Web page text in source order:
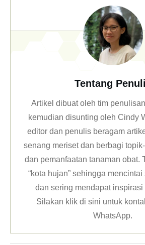
Tentang
Artikel dibuat oleh tim
kemudian disunting oleh Cindy
editor dan penulis beragam
senang meriset dan berbagi
dan pemanfaatan tanaman obat.
“kota hujan” sehingga
dan sering mendapat inspirasi
Silakan klikdi sini untuk
WhatsApp.